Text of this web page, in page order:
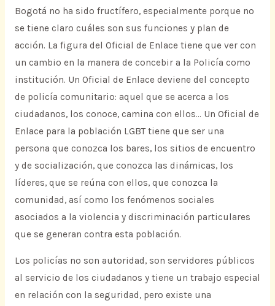
Bogotá no ha sido fructífero, especialmente porque no
se tiene claro cuáles son sus funciones y plan de
acción. La figura del Oficial de Enlace tiene que ver con
un cambio en la manera de concebir a la Policía como
institución. Un Oficial de Enlace deviene del concepto
de policía comunitario: aquel que se acerca a los
ciudadanos, los conoce, camina con ellos… Un Oficial de
Enlace para la población LGBT tiene que ser una
persona que conozca los bares, los sitios de encuentro
y de socialización, que conozca las dinámicas, los
líderes, que se reúna con ellos, que conozca la
comunidad, así como los fenómenos sociales
asociados a la violencia y discriminación particulares
que se generan contra esta población.
Los policías no son autoridad, son servidores públicos
al servicio de los ciudadanos y tiene un trabajo especial
en relación con la seguridad, pero existe una